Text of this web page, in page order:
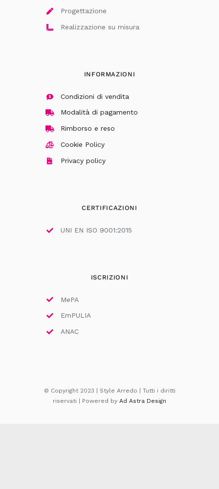
Progettazione
Realizzazione su misura
INFORMAZIONI
Condizioni di vendita
Modalità di pagamento
Rimborso e reso
Cookie Policy
Privacy policy
CERTIFICAZIONI
UNI EN ISO 9001:2015
ISCRIZIONI
MePA
EmPULIA
ANAC
© Copyright 2023 | Style Arredo | Tutti i diritti
riservati | Powered by Ad Astra Design